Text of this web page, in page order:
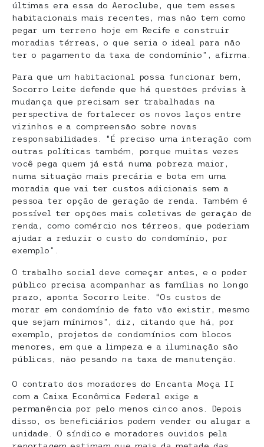
últimas era essa do Aeroclube, que tem esses
habitacionais mais recentes, mas não tem como
pegar um terreno hoje em Recife e construir
moradias térreas, o que seria o ideal para não
ter o pagamento da taxa de condomínio”, afirma.
Para que um habitacional possa funcionar bem,
Socorro Leite defende que há questões prévias à
mudança que precisam ser trabalhadas na
perspectiva de fortalecer os novos laços entre
vizinhos e a compreensão sobre novas
responsabilidades. “É preciso uma interação com
outras políticas também, porque muitas vezes
você pega quem já está numa pobreza maior,
numa situação mais precária e bota em uma
moradia que vai ter custos adicionais sem a
pessoa ter opção de geração de renda. Também é
possível ter opções mais coletivas de geração de
renda, como comércio nos térreos, que poderiam
ajudar a reduzir o custo do condomínio, por
exemplo”.
O trabalho social deve começar antes, e o poder
público precisa acompanhar as famílias no longo
prazo, aponta Socorro Leite. “Os custos de
morar em condomínio de fato vão existir, mesmo
que sejam mínimos”, diz, citando que há, por
exemplo, projetos de condomínios com blocos
menores, em que a limpeza e a iluminação são
públicas, não pesando na taxa de manutenção.
O contrato dos moradores do Encanta Moça II
com a Caixa Econômica Federal exige a
permanência por pelo menos cinco anos. Depois
disso, os beneficiários podem vender ou alugar a
unidade. O síndico e moradores ouvidos pela